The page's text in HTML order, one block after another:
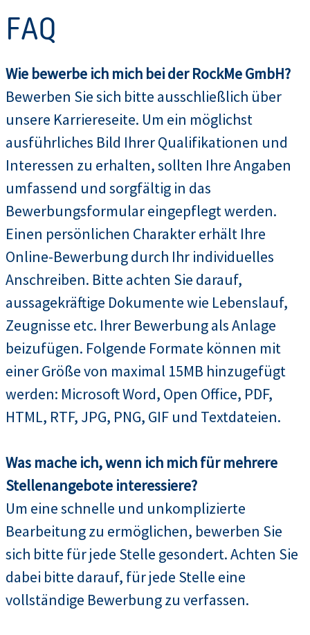
FAQ
Wie bewerbe ich mich bei der RockMe GmbH?
Bewerben Sie sich bitte ausschließlich über
unsere Karriereseite. Um ein möglichst
ausführliches Bild Ihrer Qualifikationen und
Interessen zu erhalten, sollten Ihre Angaben
umfassend und sorgfältig in das
Bewerbungsformular eingepflegt werden.
Einen persönlichen Charakter erhält Ihre
Online-Bewerbung durch Ihr individuelles
Anschreiben. Bitte achten Sie darauf,
aussagekräftige Dokumente wie Lebenslauf,
Zeugnisse etc. Ihrer Bewerbung als Anlage
beizufügen. Folgende Formate können mit
einer Größe von maximal 15MB hinzugefügt
werden: Microsoft Word, Open Office, PDF,
HTML, RTF, JPG, PNG, GIF und Textdateien.
Was mache ich, wenn ich mich für mehrere
Stellenangebote interessiere?
Um eine schnelle und unkomplizierte
Bearbeitung zu ermöglichen, bewerben Sie
sich bitte für jede Stelle gesondert. Achten Sie
dabei bitte darauf, für jede Stelle eine
vollständige Bewerbung zu verfassen.